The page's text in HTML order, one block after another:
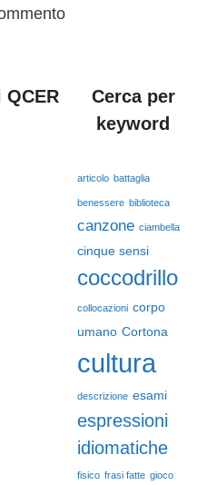
Cerca per
keyword
articolo battaglia
benessere biblioteca
canzone ciambella
cinque sensi
coccodrillo
collocazioni corpo
umano Cortona
cultura
descrizione esami
espressioni
idiomatiche
fisico frasi fatte gioco